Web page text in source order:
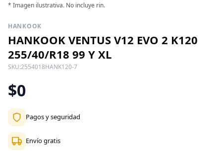
* Imagen ilustrativa. No incluye rin.
HANKOOK
HANKOOK VENTUS V12 EVO 2 K120
255/40/R18 99 Y XL
SKU:2554018HANK120-7
$0
Pagos y seguridad
Envío gratis